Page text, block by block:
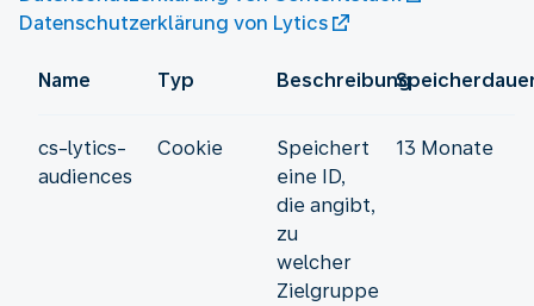
Datenschutzerklärung von Lytics
Name Typ Beschreibung
cs-lytics-
audiences
Cookie
Speichert
eine ID,
die angibt,
zu
welcher
Zielgruppe
13 Monate